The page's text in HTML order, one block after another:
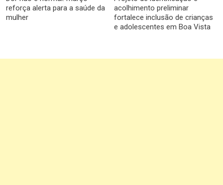
reforça alerta para a saúde da
mulher
acolhimento preliminar
fortalece inclusão de crianças
e adolescentes em Boa Vista